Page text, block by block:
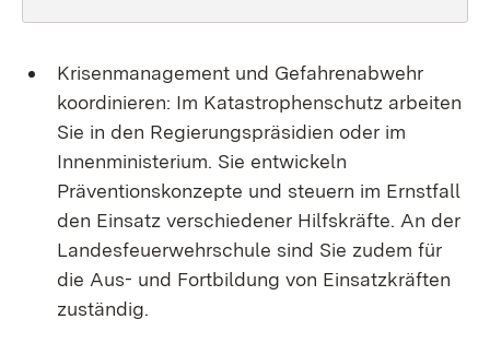
Krisenmanagement und Gefahrenabwehr
koordinieren: Im Katastrophenschutz arbeiten
Sie in den Regierungspräsidien oder im
Innenministerium. Sie entwickeln
Präventionskonzepte und steuern im Ernstfall
den Einsatz verschiedener Hilfskräfte. An der
Landesfeuerwehrschule sind Sie zudem für
die Aus- und Fortbildung von Einsatzkräften
zuständig.